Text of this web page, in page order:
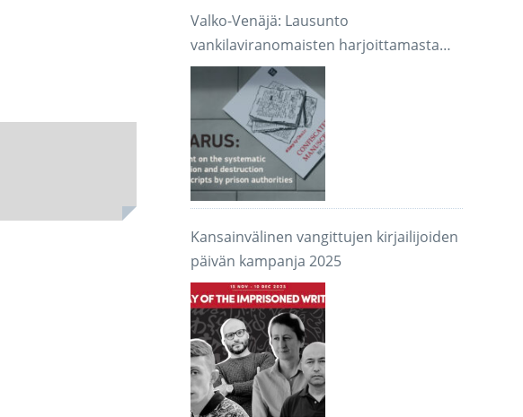
Valko-Venäjä: Lausunto
vankilaviranomaisten harjoittamasta
järjestelmällisestä käsikirjoitusten
takavarikoinnista ja tuhoamisesta
Kansainvälinen vangittujen kirjailijoiden
päivän kampanja 2025